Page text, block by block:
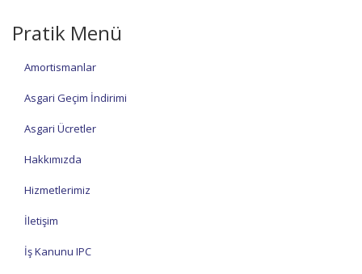
Pratik Menü
Amortismanlar
Asgari Geçim İndirimi
Asgari Ücretler
Hakkımızda
Hizmetlerimiz
İletişim
İş Kanunu IPC